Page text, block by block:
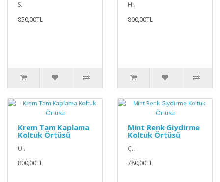
S..
850,00TL
H..
800,00TL
Krem Tam Kaplama
Koltuk Örtüsü
U..
800,00TL
Mint Renk Giydirme
Koltuk Örtüsü
Ç..
780,00TL